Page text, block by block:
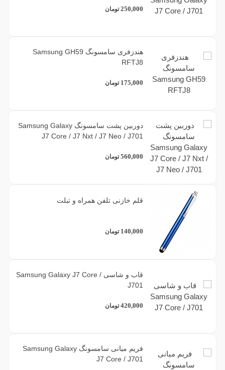
250,000 تومان
هندزفری سامسونگ Samsung GH59
RFTJ8
175,000 تومان
دوربین پشت سامسونگ Samsung Galaxy
J7 Core / J7 Nxt / J7 Neo / J701
560,000 تومان
قلم خازنی تلفن همراه و تبلت
140,000 تومان
قاب و شاسی Samsung Galaxy J7 Core /
J701
420,000 تومان
فریم میانی سامسونگ Samsung Galaxy
J7 Core / J701